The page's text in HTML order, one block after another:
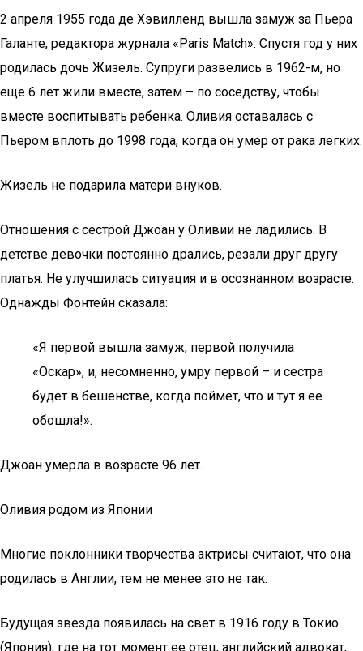
2 апреля 1955 года де Хэвилленд вышла замуж за Пьера
Галанте, редактора журнала «Paris Match». Спустя год у них
родилась дочь Жизель. Супруги развелись в 1962-м, но
еще 6 лет жили вместе, затем – по соседству, чтобы
вместе воспитывать ребенка. Оливия оставалась с
Пьером вплоть до 1998 года, когда он умер от рака легких.
Жизель не подарила матери внуков.
Отношения с сестрой Джоан у Оливии не ладились. В
детстве девочки постоянно дрались, резали друг другу
платья. Не улучшилась ситуация и в осознанном возрасте.
Однажды Фонтейн сказала:
«Я первой вышла замуж, первой получила
«Оскар», и, несомненно, умру первой – и сестра
будет в бешенстве, когда поймет, что и тут я ее
обошла!».
Джоан умерла в возрасте 96 лет.
Оливия родом из Японии
Многие поклонники творчества актрисы считают, что она
родилась в Англии, тем не менее это не так.
Будущая звезда появилась на свет в 1916 году в Токио
(Япония), где на тот момент ее отец, английский адвокат,